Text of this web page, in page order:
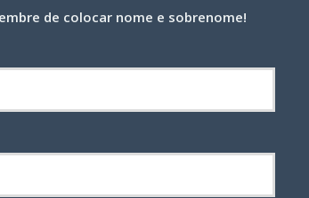
STORE INÉDITA QUE CELEBRA HISTÓRIA DA
up Store inédita que
de colocar nome e sobrenome!